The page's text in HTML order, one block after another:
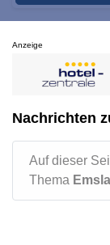
Anzeige
Nachrichten
Auf dieser
Thema